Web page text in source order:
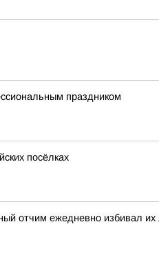
праздником
посёлках
отчим ежедневно избивал